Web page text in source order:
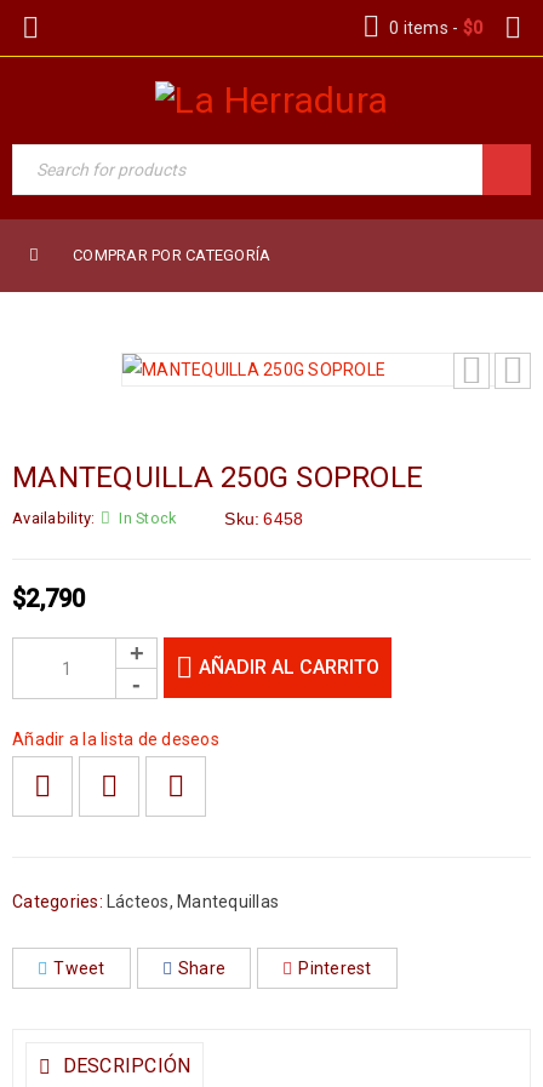
0 items - $0
COMPRAR POR CATEGORÍA
MANTEQUILLA 250G SOPROLE
Availability: In Stock Sku: 6458
$2,790
AÑADIR AL CARRITO
Añadir a la lista de deseos
Categories: Lácteos, Mantequillas
Tweet Share Pinterest
DESCRIPCIÓN